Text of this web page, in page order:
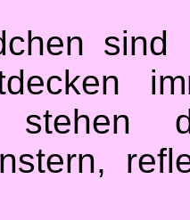
sind
stehen